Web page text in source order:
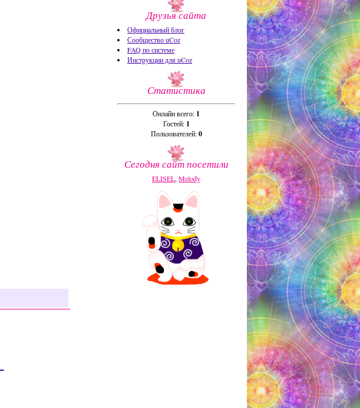
Друзья сайта
Официальный блог
Сообщество uCoz
FAQ по системе
Инструкции для uCoz
Статистика
Онлайн всего: 1
Гостей: 1
Пользователей:0
Сегодня сайт посетили
ELISEL, Melody